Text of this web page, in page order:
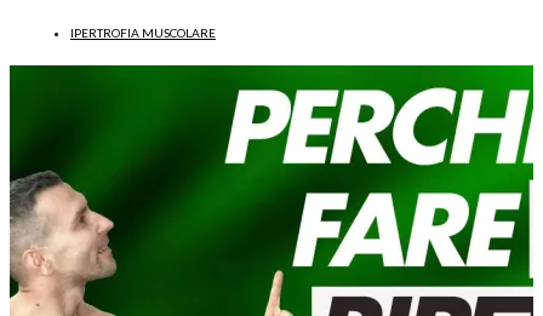
IPERTROFIA MUSCOLARE